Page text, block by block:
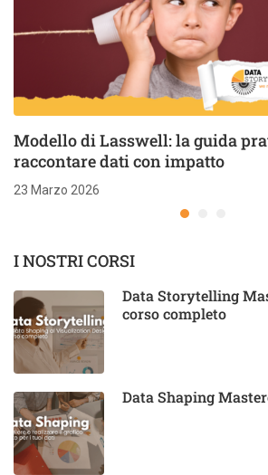
Modello di Lasswell: la guida
raccontare dati con impatto
23 Marzo 2026
I NOSTRI CORSI
Data Storytelling
corso completo
Data Shaping